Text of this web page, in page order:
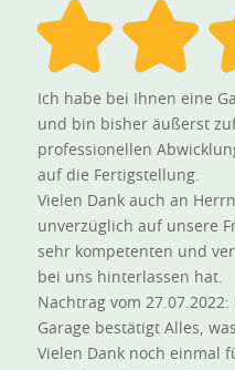
Ich habe bei Ihnen eine
und bin bisher äußerst
professionellen
auf die Fertigstellung.
Vielen Dank auch an
unverzüglich auf unsere
sehr kompetenten und
bei uns hinterlassen hat.
Nachtrag vom
Garage bestätigt Alles,
Vielen Dank noch einmal